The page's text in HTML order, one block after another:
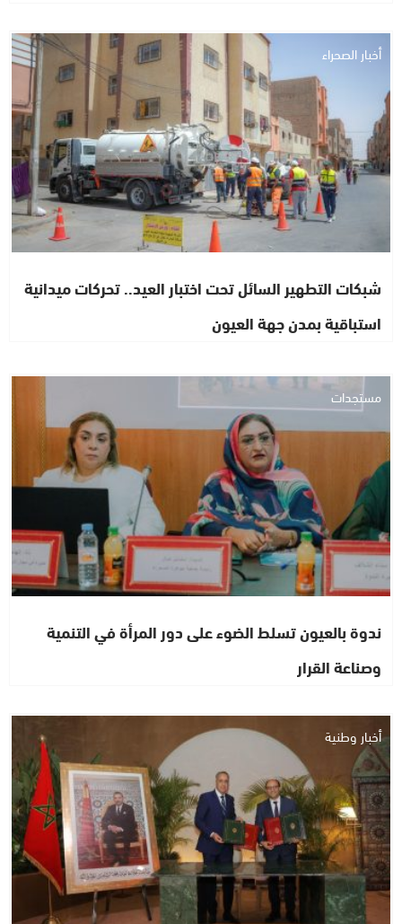
أخبار الصحراء
شبكات التطهير السائل تحت اختبار العيد.. تحركات ميدانية
استباقية بمدن جهة العيون
مستجدات
ندوة بالعيون تسلط الضوء على دور المرأة في التنمية
وصناعة القرار
أخبار وطنية